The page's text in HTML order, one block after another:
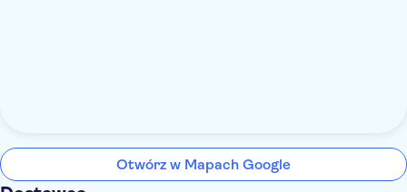
Otwórz w Mapach Google